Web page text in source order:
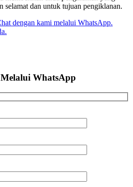
selamat dan untuk tujuan pengiklanan.
dengan kami melalui WhatsApp.
Melalui WhatsApp